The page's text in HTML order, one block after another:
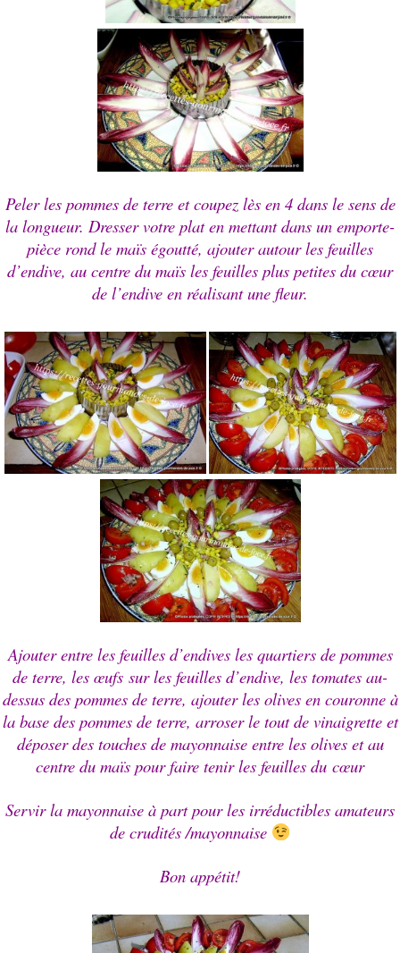
Peler les pommes de terre et coupez lès en 4 dans le sens de
la longueur. Dresser votre plat en mettant dans un emporte-
pièce rond le maïs égoutté, ajouter autour les feuilles
d’endive, au centre du maïs les feuilles plus petites du cœur
de l’endive en réalisant une fleur.
Ajouter entre les feuilles d’endives les quartiers de pommes
de terre, les œufs sur les feuilles d’endive, les tomates au-
dessus des pommes de terre, ajouter les olives en couronne à
la base des pommes de terre, arroser le tout de vinaigrette et
déposer des touches de mayonnaise entre les olives et au
centre du maïs pour faire tenir les feuilles du cœur
Servir la mayonnaise à part pour les irréductibles amateurs
de crudités /mayonnaise
Bon appétit!